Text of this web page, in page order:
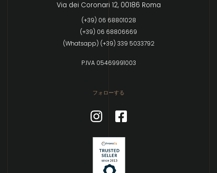
Via dei Coronari 12, 00186 Roma
(+39) 06 68801028
(+39) 06 68806669
(Whatsapp) (+39) 339 5033792
P.IVA 05469991003
フォローする